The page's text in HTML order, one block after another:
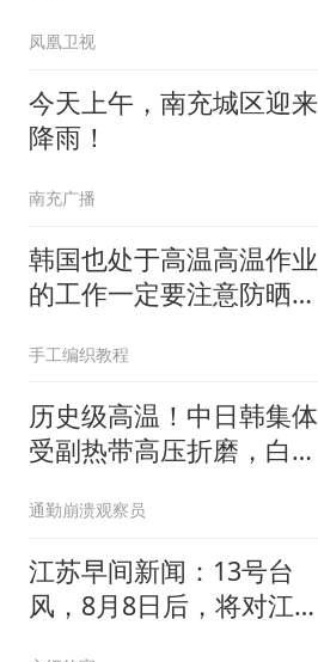
凤凰卫视
今天上午，南充城区迎来
降雨！
南充广播
韩国也处于高温高温作业
的工作一定要注意防晒！
手工编织教程
历史级高温！中日韩集体
受副热带高压折磨，白海
通勤崩溃观察员
江苏早间新闻：13号台
风，8月8日后，将对江苏